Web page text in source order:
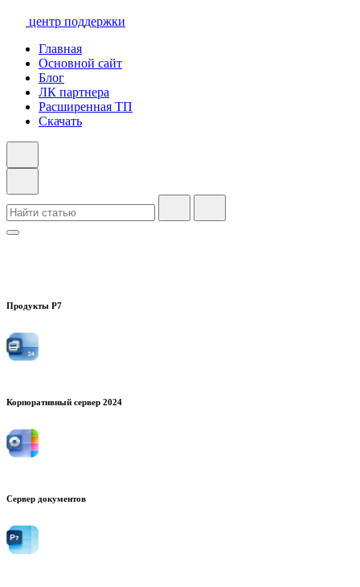
центр поддержки
Главная
Основной сайт
Блог
ЛК партнера
Расширенная ТП
Скачать
Продукты Р7
Корпоративный сервер 2024
Сервер документов